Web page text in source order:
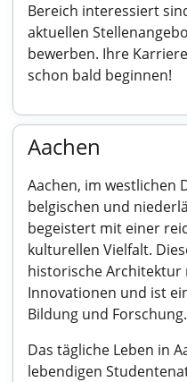
Bereich interessiert
aktuellen
bewerben. Ihre
schon bald beginnen!
Aachen
Aachen, im westlichen
belgischen und
begeistert mit einer
kulturellen Vielfalt.
historische
Innovationen und ist
Bildung und Forschung.
Das tägliche Leben in
lebendigen